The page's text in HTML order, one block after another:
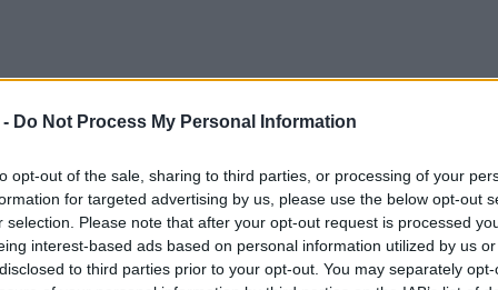
Do Not Process My Personal Information
opt-out of the sale, sharing to third parties, or processing of your
for targeted advertising by us, please use the below opt-out
selection. Please note that after your opt-out request is processed
interest-based ads based on personal information utilized by us
to third parties prior to your opt-out. You may separately
żepodmiot liryczny pochyla się nad
przeznaczenia.ImięKrzysztof, z
to z legendą o świętym Krzysztofie, który miał